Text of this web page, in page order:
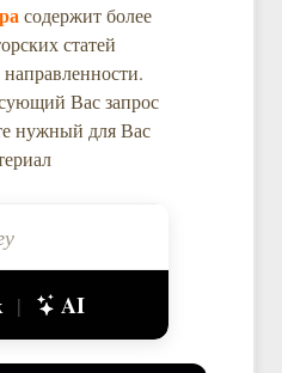
содержит более
статей
направленности.
Вас запрос
нужный для Вас
| AI